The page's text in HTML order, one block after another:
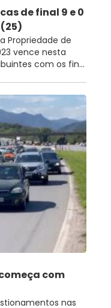
de final 9 e 0
Propriedade de
vence nesta
com os fin...
com
nas